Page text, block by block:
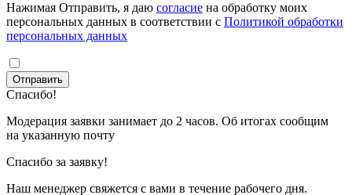
Нажимая Отправить, я даю согласие на обработку моих
персональных данных в соответствии с Политикой обработки
персональных данных
Отправить
Спасибо!
Модерация заявки занимает до 2 часов. Об итогах сообщим
на указанную почту
Спасибо за заявку!
Наш менеджер свяжется с вами в течение рабочего дня.